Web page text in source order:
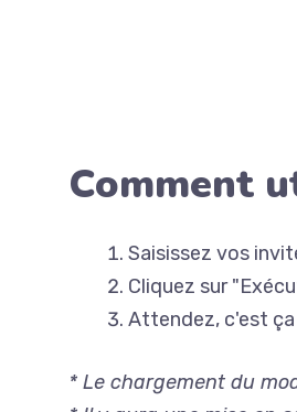
Comment
Saisissez vos
Cliquez sur
Attendez, c'est ça
* Le chargement du